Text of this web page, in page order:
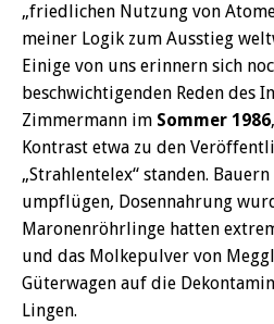
„friedlichen Nutzung von
meiner Logik zum Ausstieg
Einige von uns erinnern sich
beschwichtigenden Reden des
Zimmermann im Sommer 1986
Kontrast etwa zu den
„Strahlentelex“ standen.
umpflügen, Dosennahrung
Maronenröhrlinge hatten
und das Molkepulver von
Güterwagen auf die
Lingen.